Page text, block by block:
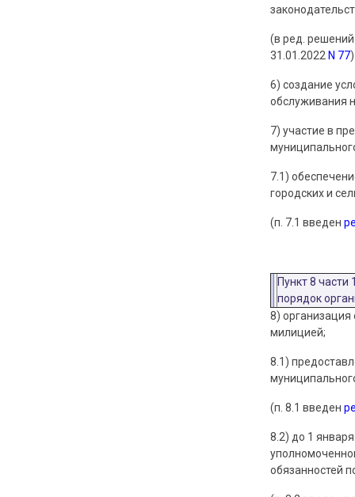
(в ред.
31.01.2022 N 77)
6) создание
обслуживания
7) участие в
7.1)
городских и
(п. 7.1 введен
Пункт 8
порядок
8)
милицией;
8.1)
(п. 8.1 введен
8.2) до 1
обязанностей